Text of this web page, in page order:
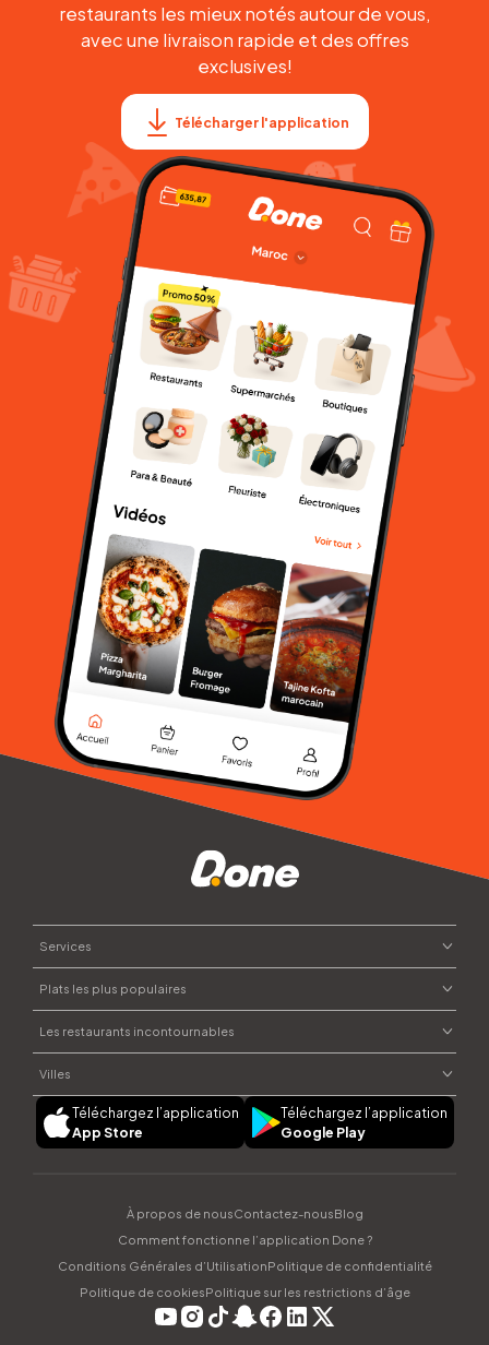
restaurants les mieux notés autour de vous,
avec une livraison rapide et des offres
exclusives!
Télécharger l'application
Téléchargez l’application
App Store
Téléchargez l’application
Google Play
Services
Commander un repas
Envoyer des fleurs
Commander du chocolat
Courses à domicile
Offrir un cadeau
Parapharmacie
Plats les plus populaires
Street food
Pâtisseries
Plats syriens
Salades
Les restaurants incontournables
Dar Naji
Sushi House
Villes
Rabat
À propos de nousContactez-nousBlog
Comment fonctionne l’application Done ?
Conditions Générales d’UtilisationPolitique de confidentialité
Politique de cookiesPolitique sur les restrictions d’âge